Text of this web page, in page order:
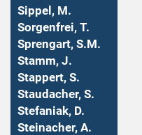
Sippel, M.
Sorgenfrei, T.
Sprengart, S.M.
Stamm, J.
Stappert, S.
Staudacher, S.
Stefaniak, D.
Steinacher, A.